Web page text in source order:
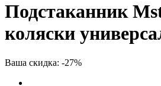
Подстаканник
коляски
Ваша скидка: -27%